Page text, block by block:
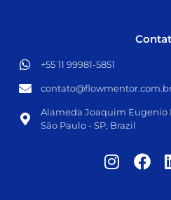
+55 11 99981-5851​
Alameda Joaquim Eugenio
São Paulo - SP, Brazil